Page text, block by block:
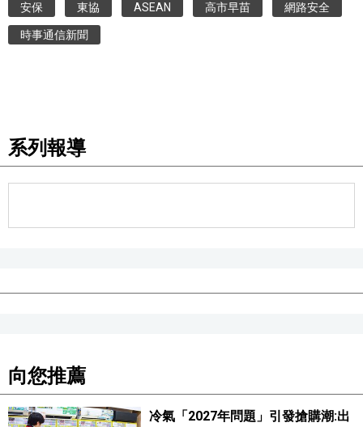
安保 東協 ASEAN 高市早苗 網路安全
時事通信新聞
系列報導
向您推薦
冷氣「2027年問題」引發搶購潮:出